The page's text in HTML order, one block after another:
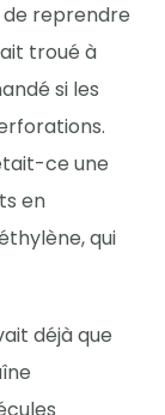
de reprendre
troué à
si les
ce une
en
qui
déjà que